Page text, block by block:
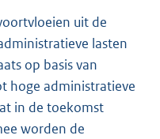
uit de
lasten
op basis van
hoge administratieve
in de toekomst
worden de